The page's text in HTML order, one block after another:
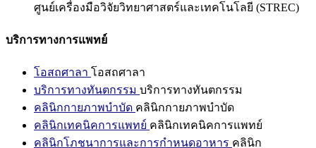
ศูนย์เครื่องมือวิจัยวิทยาศาสตร์และเทคโนโลยี (STREC)
บริการทางการแพทย์
โอสถศาลา โอสถศาลา
บริการทางทันตกรรม บริการทางทันตกรรม
คลินิกกายภาพบำบัด คลินิกกายภาพบำบัด
คลินิกเทคนิคการแพทย์ คลินิกเทคนิคการแพทย์
คลินิกโภชนาการและการกำหนดอาหาร คลินิก